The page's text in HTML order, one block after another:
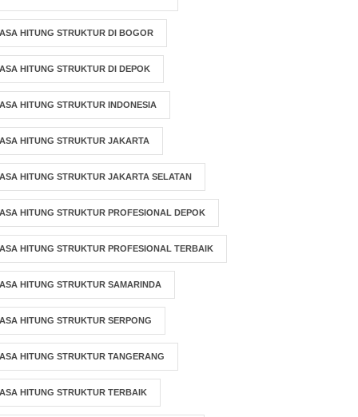
HITUNG STRUKTUR DI BOGOR
HITUNG STRUKTUR DI DEPOK
HITUNG STRUKTUR INDONESIA
HITUNG STRUKTUR JAKARTA
HITUNG STRUKTUR JAKARTA SELATAN
HITUNG STRUKTUR PROFESIONAL DEPOK
HITUNG STRUKTUR PROFESIONAL TERBAIK
HITUNG STRUKTUR SAMARINDA
HITUNG STRUKTUR SERPONG
HITUNG STRUKTUR TANGERANG
HITUNG STRUKTUR TERBAIK